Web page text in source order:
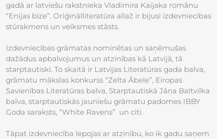
gadā ar latviešu rakstnieka Vladimira Kaijaka romānu
“Enijas bize”. Oriģinālliteratūra allaž ir bijusi izdevniecības
stūrakmens un veiksmes stāsts.
Izdevniecības grāmatas nominētas un saņēmušas
dažādus apbalvojumus un atzinības kā Latvijā, tā
starptautiski. To skaitā ir Latvijas Literatūras gada balva,
grāmatu mākslas konkurss “Zelta Ābele”, Eiropas
Savienības Literatūras balva, Starptautiskā Jāņa Baltvilka
balva, starptautiskās jauniešu grāmatu padomes IBBY
Goda saraksts, “White Ravens” un citi.
Tāpat izdevniecība lepojas ar atzinību, ko ik gadu saņem